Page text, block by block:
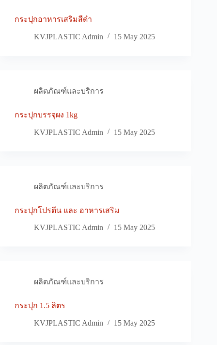
กระปุกอาหารเสริมสีดำ
KVJPLASTIC Admin 15 May 2025
ผลิตภัณฑ์และบริการ
กระปุกบรรจุผง 1kg
KVJPLASTIC Admin 15 May 2025
ผลิตภัณฑ์และบริการ
กระปุกโปรตีน และ อาหารเสริม
KVJPLASTIC Admin 15 May 2025
ผลิตภัณฑ์และบริการ
กระปุก 1.5 ลิตร
KVJPLASTIC Admin 15 May 2025